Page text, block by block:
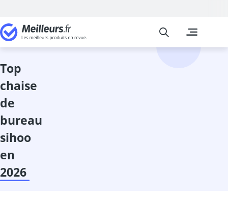
Cuisine et
Abattant wc
Meilleurs
top
chaise
de
bureau
sihoo
en
2026